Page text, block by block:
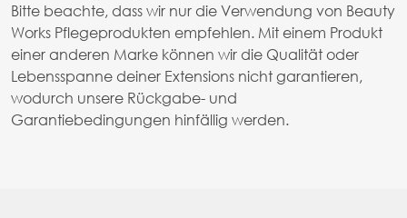
Bitte beachte, dass wir nur die Verwendung von Beauty
Works Pflegeprodukten empfehlen. Mit einem Produkt
einer anderen Marke können wir die Qualität oder
Lebensspanne deiner Extensions nicht garantieren,
wodurch unsere Rückgabe- und
Garantiebedingungen hinfällig werden.